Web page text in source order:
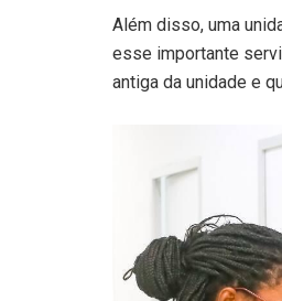
Além disso, uma
esse importante
antiga da unidade e